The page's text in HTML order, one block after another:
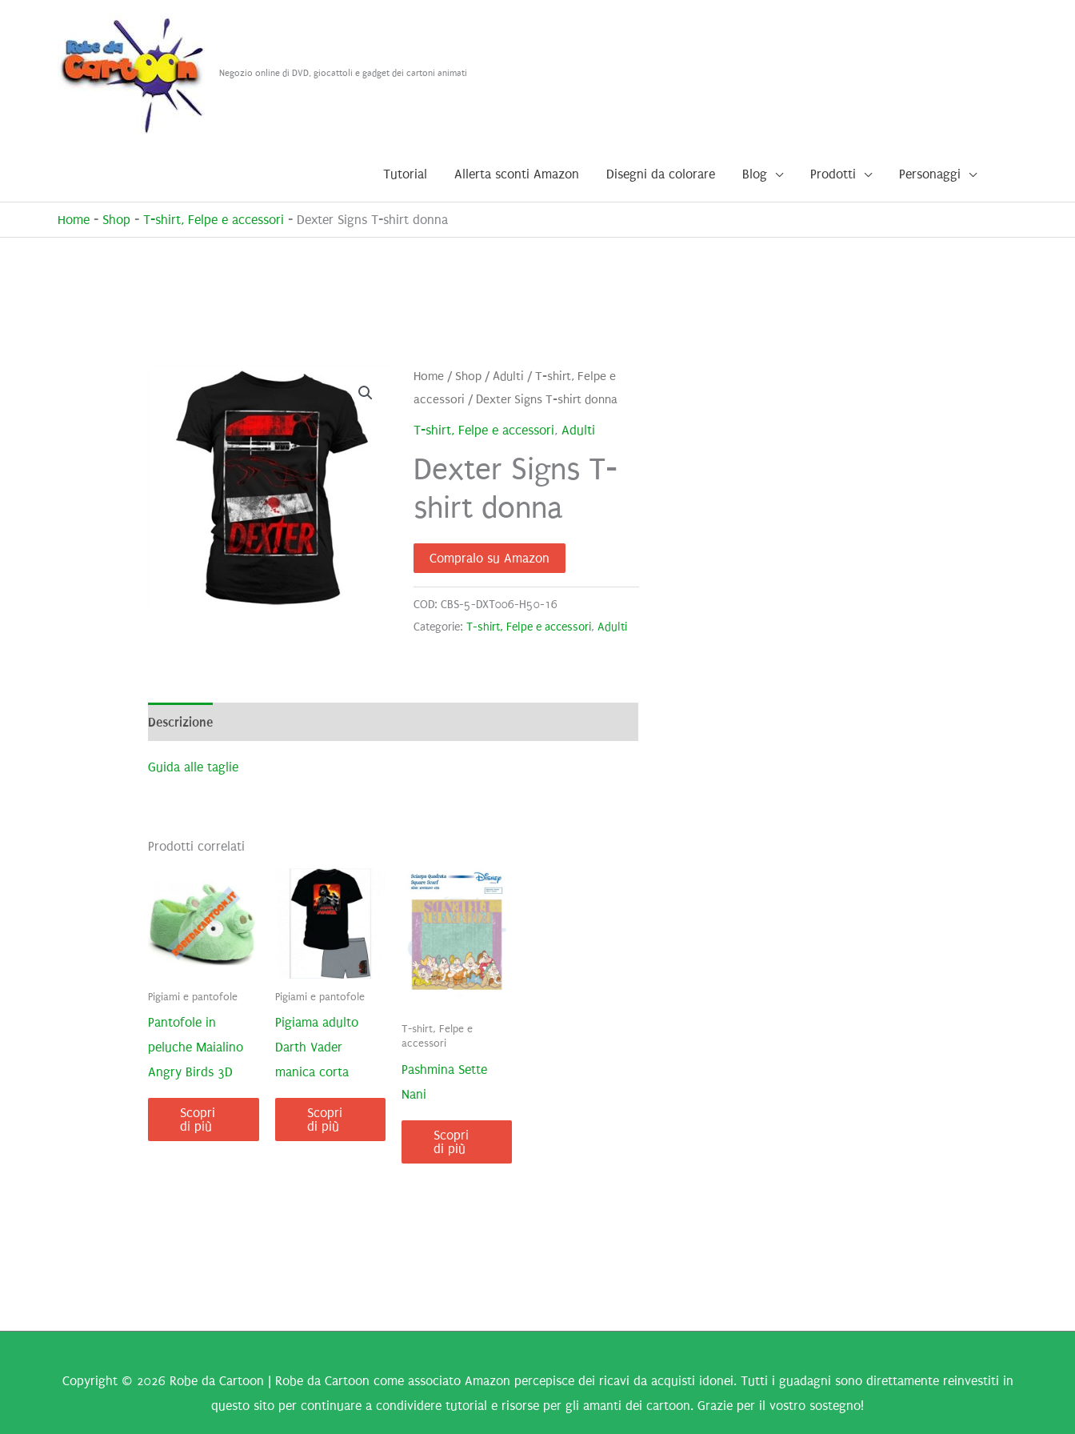
Negozio online di DVD, giocattoli e gadget dei cartoni animati
Tutorial Allerta sconti Amazon Disegni da colorare Blog Prodotti Personaggi
Home - Shop - T-shirt, Felpe e accessori - Dexter Signs T-shirt donna
Home/ Shop/ Adulti / T-shirt, Felpe e
accessori / Dexter Signs T-shirt donna
T-shirt, Felpe e accessori, Adulti
Dexter Signs T-
shirt donna
Compralo su Amazon
COD: CBS-5-DXT006-H50-16
Categorie: T-shirt, Felpe e accessori, Adulti
Descrizione
Guida alle taglie
Prodotti correlati
Pigiami e pantofole
Pantofole in
peluche Maialino
Angry Birds 3D
Scopri
di più
Pigiami e pantofole
Pigiama adulto
Darth Vader
manica corta
Scopri
di più
T-shirt, Felpe e
accessori
Pashmina Sette
Nani
Scopri
di più
Copyright © 2026 Robe da Cartoon | Robe da Cartoon come associato Amazon percepisce dei ricavi da acquisti idonei. Tutti i guadagni sono direttamente reinvestiti in
questo sito per continuare a condividere tutorial e risorse per gli amanti dei cartoon. Grazie per il vostro sostegno!